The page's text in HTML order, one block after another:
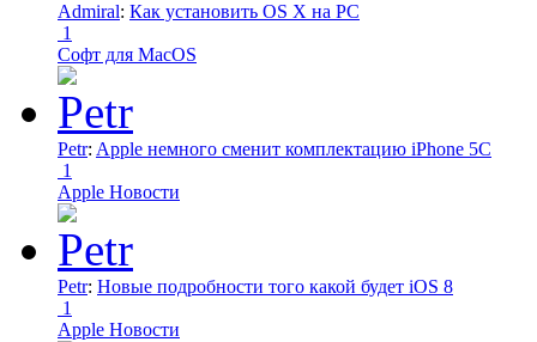
Admiral: Как установить OS X на PC
1
Софт для MacOS
Petr: Apple немного сменит комплектацию iPhone 5C
1
Apple Новости
Petr: Новые подробности того какой будет iOS 8
1
Apple Новости